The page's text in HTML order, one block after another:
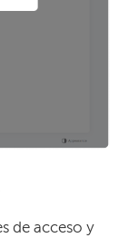
de acceso y